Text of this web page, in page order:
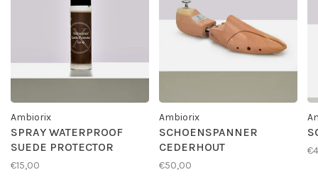
Ambiorix
SPRAY WATERPROOF
SUEDE PROTECTOR
€15,00
Ambiorix
SCHOENSPANNER
CEDERHOUT
€50,00